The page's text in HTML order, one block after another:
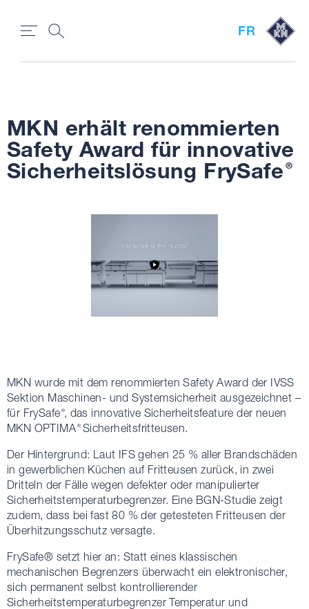
FR
MKN erhält renommierten
Safety Award für innovative
Sicherheitslösung FrySafe ®
MKN wurde mit dem renommierten Safety Award der IVSS
Sektion Maschinen- und Systemsicherheit ausgezeichnet –
für FrySafe ®, das innovative Sicherheitsfeature der neuen
MKN OPTIMA ®Sicherheitsfritteusen.
Der Hintergrund: Laut IFS gehen 25 % aller Brandschäden
in gewerblichen Küchen auf Fritteusen zurück, in zwei
Dritteln der Fälle wegen defekter oder manipulierter
Sicherheitstemperaturbegrenzer. Eine BGN-Studie zeigt
zudem, dass bei fast 80 % der getesteten Fritteusen der
Überhitzungsschutz versagte.
FrySafe® setzt hier an: Statt eines klassischen
mechanischen Begrenzers überwacht ein elektronischer,
sich permanent selbst kontrollierender
Sicherheitstemperaturbegrenzer Temperatur und